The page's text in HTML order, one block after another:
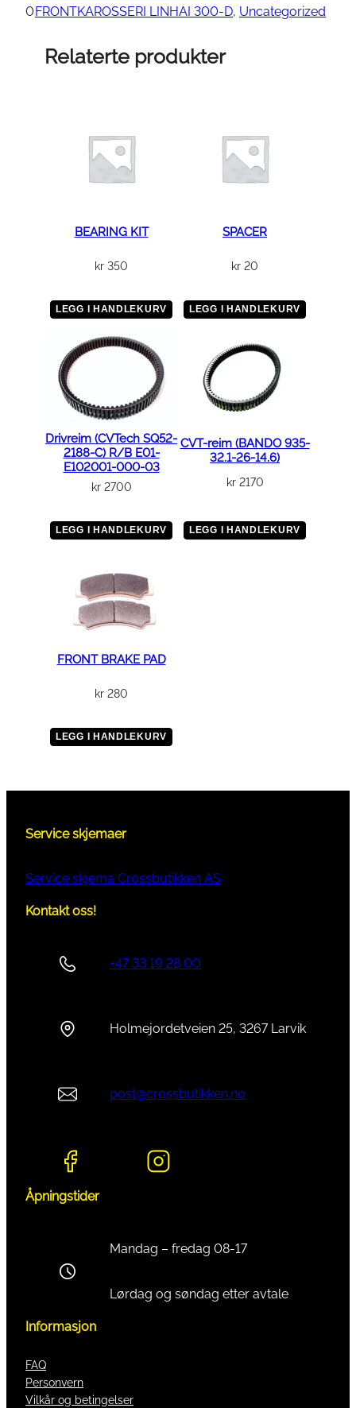
n
0FRONTKAROSSERI LINHAI 300-D, Uncategorized
Relaterte produkter
BEARING KIT
kr 350
LEGG I HANDLEKURV
SPACER
kr 20
LEGG I HANDLEKURV
Drivreim (CVTech SQ52-
2188-C) R/B E01-
E102001-000-03
kr2700
LEGG I HANDLEKURV
CVT-reim (BANDO 935-
32.1-26-14.6)
kr2170
LEGG I HANDLEKURV
FRONT BRAKE PAD
kr 280
LEGG I HANDLEKURV
Service skjemaer
Service skjema Crossbutikken AS
Kontakt oss!
+47 33 19 28 00
Holmejordetveien 25, 3267 Larvik
post@crossbutikken.no
Åpningstider
Mandag – fredag 08-17
Lørdag og søndag etter avtale
Informasjon
FAQ
Personvern
Vilkår og betingelser